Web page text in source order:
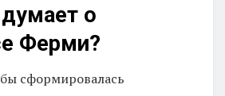
о
Ферми?
сформировалась